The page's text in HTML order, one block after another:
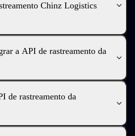
Chinz Logistics
a API de rastreamento da
de rastreamento da